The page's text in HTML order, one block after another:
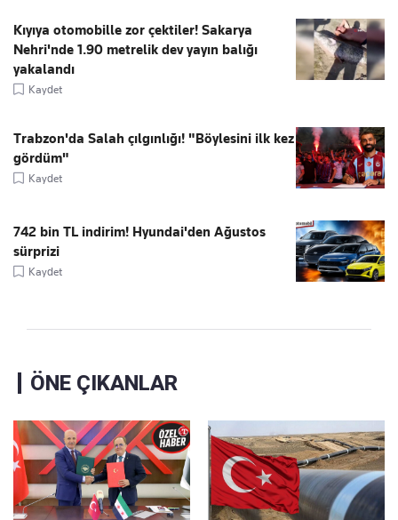
Kıyıya otomobille zor çektiler! Sakarya
Nehri'nde 1.90 metrelik dev yayın balığı
yakalandı
Kaydet
Trabzon'da Salah çılgınlığı! "Böylesini ilk kez
gördüm"
Kaydet
742 bin TL indirim! Hyundai'den Ağustos
sürprizi
Kaydet
ÖNE ÇIKANLAR